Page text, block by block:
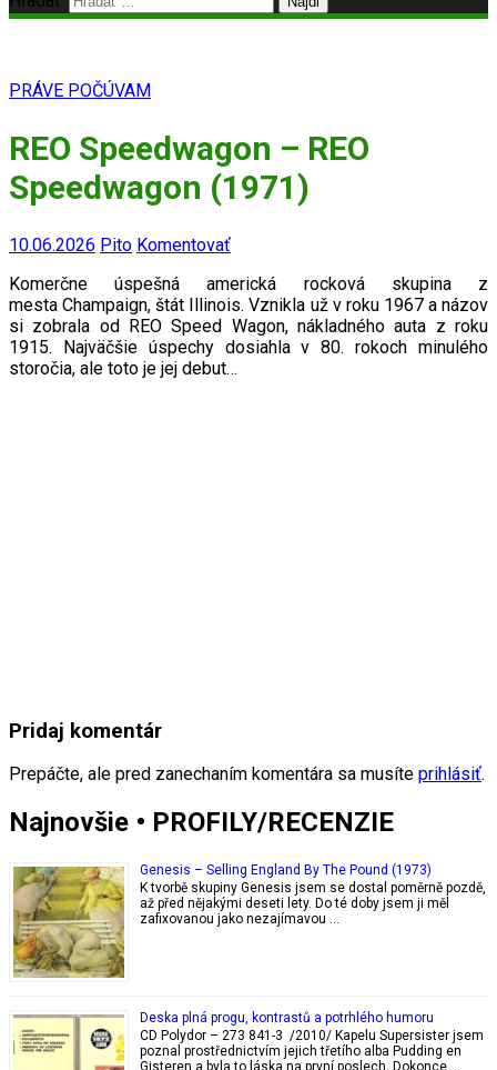
PRÁVE POČÚVAM
REO Speedwagon – REO
Speedwagon (1971)
10.06.2026 Pito Komentovať
Komerčne úspešná americká rocková skupina z
mesta Champaign, štát Illinois. Vznikla už v roku 1967 a názov
si zobrala od REO Speed ​​Wagon, nákladného auta z roku
1915. Najväčšie úspechy dosiahla v 80. rokoch minulého
storočia, ale toto je jej debut…
Pridaj komentár
Prepáčte, ale pred zanechaním komentára sa musíte prihlásiť.
Najnovšie • PROFILY/RECENZIE
Genesis – Selling England By The Pound (1973)
K tvorbě skupiny Genesis jsem se dostal poměrně pozdě,
až před nějakými deseti lety. Do té doby jsem ji měl
zafixovanou jako nezajímavou …
Deska plná progu, kontrastů a potrhlého humoru
CD Polydor – 273 841-3 /2010/ Kapelu Supersister jsem
poznal prostřednictvím jejich třetího alba Pudding en
Gisteren a byla to láska na první poslech. Dokonce …